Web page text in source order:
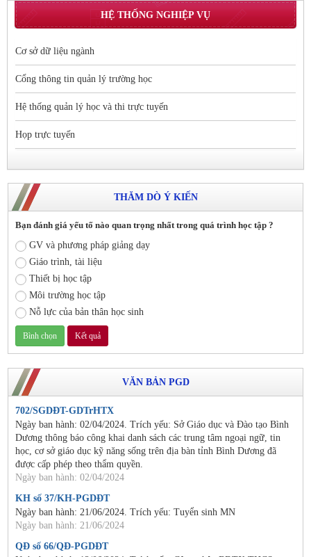
HỆ THỐNG NGHIỆP VỤ
Cơ sở dữ liệu ngành
Cổng thông tin quản lý trường học
Hệ thống quản lý học và thi trực tuyến
Họp trực tuyến
THĂM DÒ Ý KIẾN
Bạn đánh giá yếu tố nào quan trọng nhất trong quá trình học tập ?
GV và phương pháp giảng dạy
Giáo trình, tài liệu
Thiết bị học tập
Môi trường học tập
Nỗ lực của bản thân học sinh
VĂN BẢN PGD
702/SGDĐT-GDTrHTX
Ngày ban hành: 02/04/2024. Trích yếu: Sở Giáo dục và Đào tạo Bình
Dương thông báo công khai danh sách các trung tâm ngoại ngữ, tin
học, cơ sở giáo dục kỹ năng sống trên địa bàn tỉnh Bình Dương đã
được cấp phép theo thẩm quyền.
Ngày ban hành: 02/04/2024
KH số 37/KH-PGDĐT
Ngày ban hành: 21/06/2024. Trích yếu: Tuyển sinh MN
Ngày ban hành: 21/06/2024
QĐ số 66/QĐ-PGDĐT